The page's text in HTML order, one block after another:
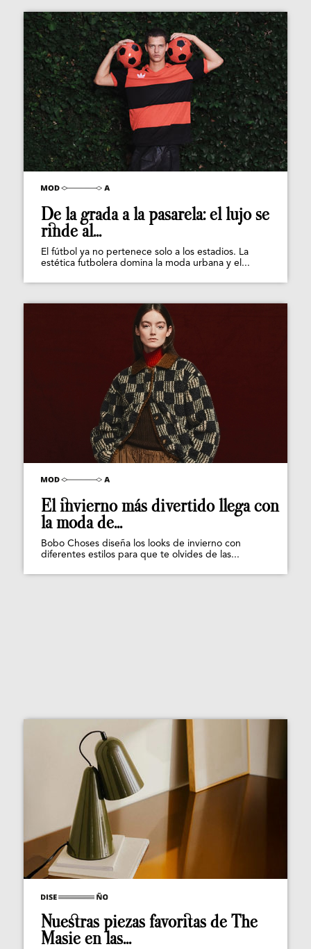
De la grada a la pasarela: el lujo se
rinde al...
El fútbol ya no pertenece solo a los estadios. La
estética futbolera domina la moda urbana y el...
El invierno más divertido llega con
la moda de...
Bobo Choses diseña los looks de invierno con
diferentes estilos para que te olvides de las...
Nuestras piezas favoritas de The
Masie en las...